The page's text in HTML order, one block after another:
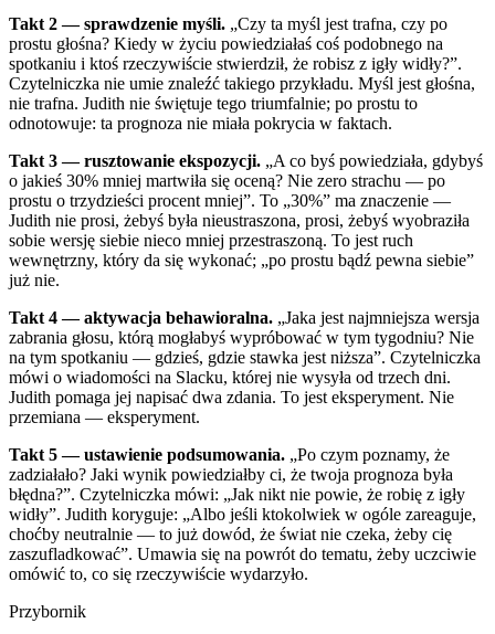
Takt 2 — sprawdzenie myśli. „Czy ta myśl jest trafna, czy po
prostu głośna? Kiedy w życiu powiedziałaś coś podobnego na
spotkaniu i ktoś rzeczywiście stwierdził, że robisz z igły widły?”.
Czytelniczka nie umie znaleźć takiego przykładu. Myśl jest głośna,
nie trafna. Judith nie świętuje tego triumfalnie; po prostu to
odnotowuje: ta prognoza nie miała pokrycia w faktach.
Takt 3 — rusztowanie ekspozycji. „A co byś powiedziała, gdybyś
o jakieś 30% mniej martwiła się oceną? Nie zero strachu — po
prostu o trzydzieści procent mniej”. To „30%” ma znaczenie —
Judith nie prosi, żebyś była nieustraszona, prosi, żebyś wyobraziła
sobie wersję siebie nieco mniej przestraszoną. To jest ruch
wewnętrzny, który da się wykonać; „po prostu bądź pewna siebie”
już nie.
Takt 4 — aktywacja behawioralna. „Jaka jest najmniejsza wersja
zabrania głosu, którą mogłabyś wypróbować w tym tygodniu? Nie
na tym spotkaniu — gdzieś, gdzie stawka jest niższa”. Czytelniczka
mówi o wiadomości na Slacku, której nie wysyła od trzech dni.
Judith pomaga jej napisać dwa zdania. To jest eksperyment. Nie
przemiana — eksperyment.
Takt 5 — ustawienie podsumowania. „Po czym poznamy, że
zadziałało? Jaki wynik powiedziałby ci, że twoja prognoza była
błędna?”. Czytelniczka mówi: „Jak nikt nie powie, że robię z igły
widły”. Judith koryguje: „Albo jeśli ktokolwiek w ogóle zareaguje,
choćby neutralnie — to już dowód, że świat nie czeka, żeby cię
zaszufladkować”. Umawia się na powrót do tematu, żeby uczciwie
omówić to, co się rzeczywiście wydarzyło.
Przybornik